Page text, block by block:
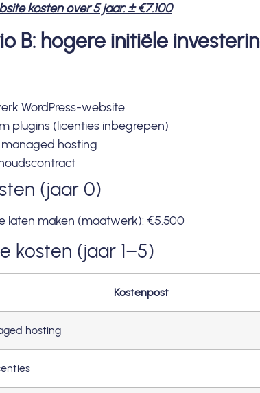
kosten over 5 jaar: ± €7.100
B: hogere initiële
WordPress-website
plugins (licenties inbegrepen)
managed hosting
(jaar 0)
laten maken (maatwerk): €5.500
kosten (jaar 1–5)
Kostenpost
hosting